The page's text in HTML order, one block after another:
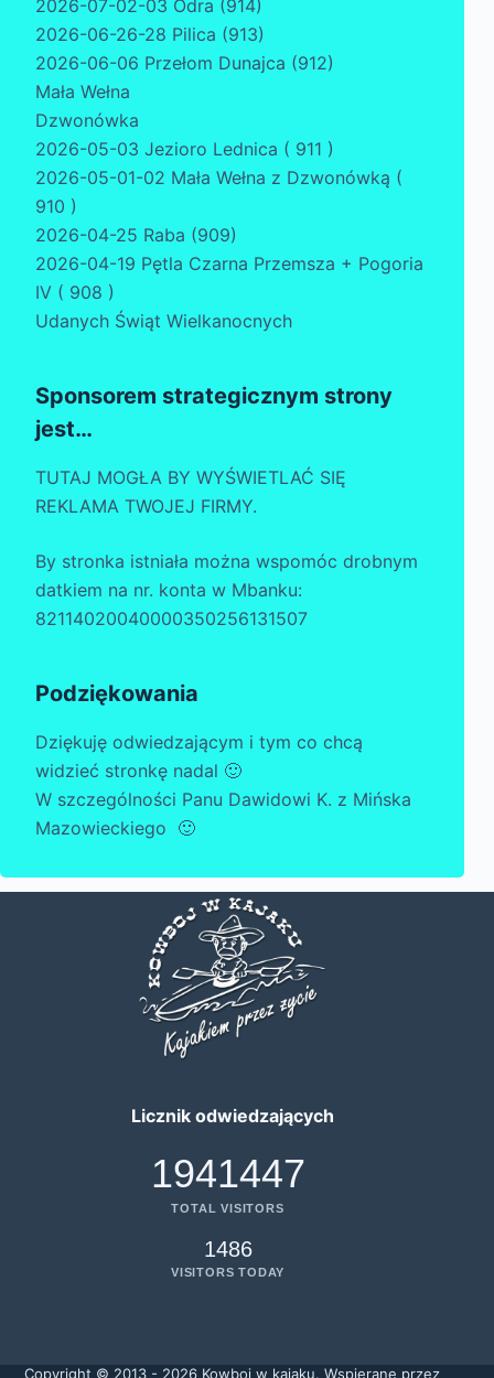
2026-07-02-03 Odra (914)
2026-06-26-28 Pilica (913)
2026-06-06 Przełom Dunajca (912)
Mała Wełna
Dzwonówka
2026-05-03 Jezioro Lednica ( 911 )
2026-05-01-02 Mała Wełna z Dzwonówką (
910 )
2026-04-25 Raba (909)
2026-04-19 Pętla Czarna Przemsza + Pogoria
IV ( 908 )
Udanych Świąt Wielkanocnych
Sponsorem strategicznym strony
jest…
TUTAJ MOGŁA BY WYŚWIETLAĆ SIĘ
REKLAMA TWOJEJ FIRMY.
By stronka istniała można wspomóc drobnym
datkiem na nr. konta w Mbanku:
82114020040000350256131507
Podziękowania
Dziękuję odwiedzającym i tym co chcą
widzieć stronkę nadal 🙂
W szczególności Panu Dawidowi K. z Mińska
Mazowieckiego 🙂
Licznik odwiedzających
1941447
TOTAL VISITORS
1486
VISITORS TODAY
Copyright © 2013 - 2026 Kowboj w kajaku. Wspierane przez